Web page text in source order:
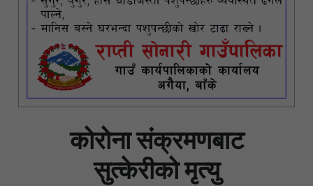
कोरोना संक्रमणबाट
सुत्केरीको मृत्यु